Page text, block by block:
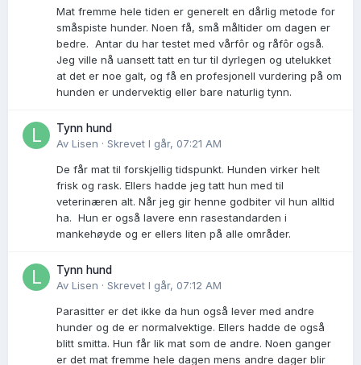
Mat fremme hele tiden er generelt en dårlig metode for
småspiste hunder. Noen få, små måltider om dagen er
bedre. Antar du har testet med vårfôr og råfôr også.
Jeg ville nå uansett tatt en tur til dyrlegen og utelukket
at det er noe galt, og få en profesjonell vurdering på om
hunden er undervektig eller bare naturlig tynn.
Tynn hund
Av Lisen · Skrevet I går, 07:21 AM
De får mat til forskjellig tidspunkt. Hunden virker helt
frisk og rask. Ellers hadde jeg tatt hun med til
veterinæren alt. Når jeg gir henne godbiter vil hun alltid
ha. Hun er også lavere enn rasestandarden i
mankehøyde og er ellers liten på alle områder.
Tynn hund
Av Lisen · Skrevet I går, 07:12 AM
Parasitter er det ikke da hun også lever med andre
hunder og de er normalvektige. Ellers hadde de også
blitt smitta. Hun får lik mat som de andre. Noen ganger
er det mat fremme hele dagen mens andre dager blir